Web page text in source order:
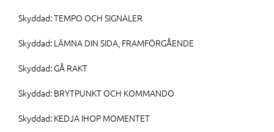
Skyddad: TEMPO OCH SIGNALER
Skyddad: LÄMNA DIN SIDA, FRAMFÖRGÅENDE
Skyddad: GÅ RAKT
Skyddad: BRYTPUNKT OCH KOMMANDO
Skyddad: KEDJA IHOP MOMENTET